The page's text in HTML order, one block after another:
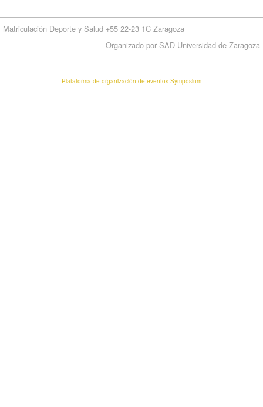
Matriculación Deporte y Salud +55 22-23 1C Zaragoza
Organizado por SAD Universidad de Zaragoza
Plataforma de organización de eventos Symposium